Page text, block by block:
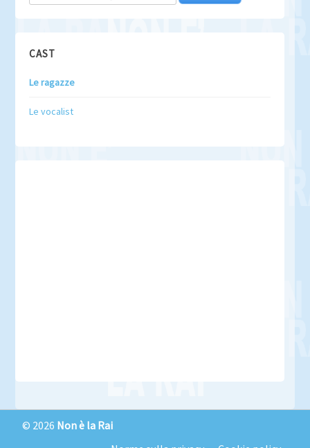
CAST
Le ragazze
Le vocalist
© 2026 Non è la Rai